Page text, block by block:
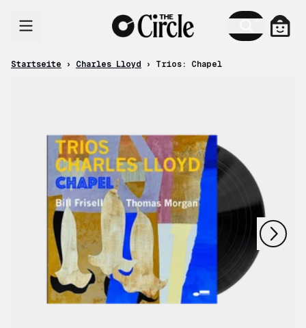
Startseite › Charles Lloyd › Trios: Chapel
nächstes